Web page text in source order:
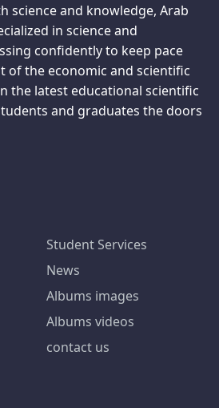
science and knowledge, Arab
in science and
confidently to keep pace
of the economic and scientific
the latest educational scientific
and graduates the doors
Student Services
News
Albums images
Albums videos
contact us